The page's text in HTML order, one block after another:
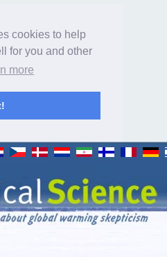
cookies to help
for you and other
more